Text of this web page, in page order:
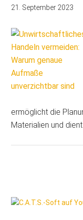
mehr
im
21. September 2023
ermöglicht die
Materialien und
Seitenspalte